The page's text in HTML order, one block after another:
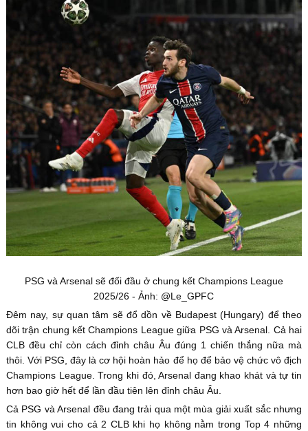
PSG và Arsenal sẽ đối đầu ở chung kết Champions League
2025/26 - Ảnh: @Le_GPFC
Đêm nay, sự quan tâm sẽ đổ dồn về Budapest (Hungary) để theo
dõi trận chung kết Champions League giữa PSG và Arsenal. Cả hai
CLB đều chỉ còn cách đỉnh châu Âu đúng 1 chiến thắng nữa mà
thôi. Với PSG, đây là cơ hội hoàn hảo để họ để bảo vệ chức vô địch
Champions League. Trong khi đó, Arsenal đang khao khát và tự tin
hơn bao giờ hết để lần đầu tiên lên đỉnh châu Âu.
Cả PSG và Arsenal đều đang trải qua một mùa giải xuất sắc nhưng
tin không vui cho cả 2 CLB khi họ không nằm trong Top 4 những